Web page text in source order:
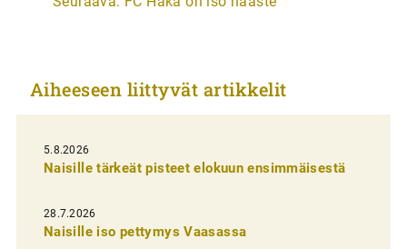
t
k
e
l
i
e
n
Aiheeseen liittyvät artikkelit
5.8.2026
Naisille tärkeät pisteet elokuun ensimmäisestä
28.7.2026
Naisille iso pettymys Vaasassa